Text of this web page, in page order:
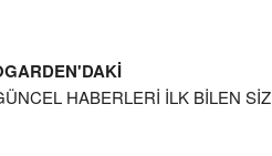
HABERLERİ İLK BİLEN SİZ